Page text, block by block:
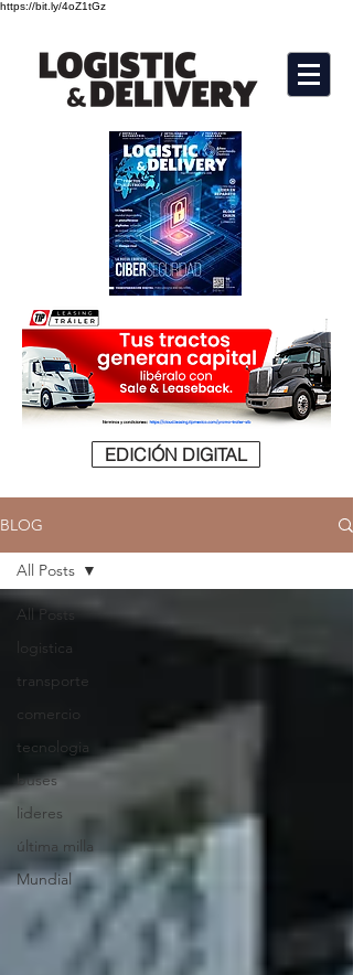
https://bit.ly/4oZ1tGz
EDICIÓN DIGITAL
BLOG
All Posts
logistica
transporte
comercio
tecnologia
buses
lideres
última milla
Mundial
All Posts